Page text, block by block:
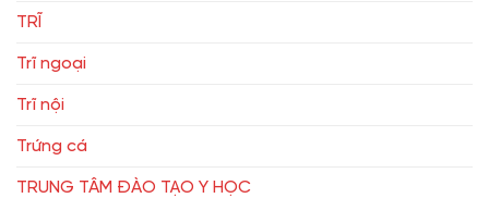
TRĨ
Trĩ ngoại
Trĩ nội
Trứng cá
TRUNG TÂM ĐÀO TẠO Y HỌC